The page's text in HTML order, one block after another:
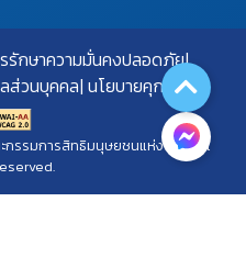
รักษาความมั่นคงปลอดภัย
ส่วนบุคคล นโยบายคุกกี้
รรมการสิทธิมนุษยชนแห่งชาติ. All